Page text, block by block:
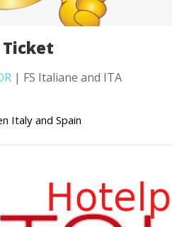
Ticket
| FS Italiane and ITA
Italy and Spain